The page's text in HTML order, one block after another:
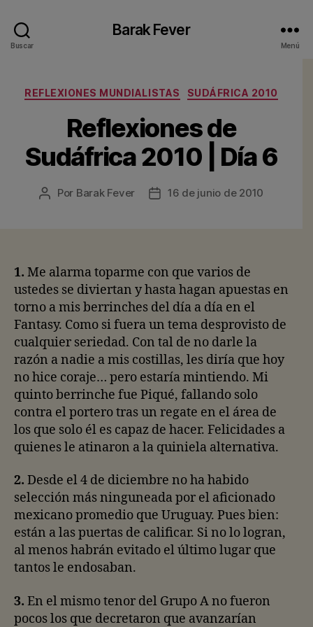
Buscar
Barak Fever
Menú
Categorías
REFLEXIONES MUNDIALISTAS SUDÁFRICA 2010
Reflexiones de
Sudáfrica 2010 | Día 6
Autor
Por Barak Fever
Fecha16 de junio de 2010
1. Me alarma toparme con que varios de
ustedes se diviertan y hasta hagan apuestas en
torno a mis berrinches del día a día en el
Fantasy. Como si fuera un tema desprovisto de
cualquier seriedad. Con tal de no darle la
razón a nadie a mis costillas, les diría que hoy
no hice coraje… pero estaría mintiendo. Mi
quinto berrinche fue Piqué, fallando solo
contra el portero tras un regate en el área de
los que solo él es capaz de hacer. Felicidades a
quienes le atinaron a la quiniela alternativa.
2. Desde el 4 de diciembre no ha habido
selección más ninguneada por el aficionado
mexicano promedio que Uruguay. Pues bien:
están a las puertas de calificar. Si no lo logran,
al menos habrán evitado el último lugar que
tantos le endosaban.
3. En el mismo tenor del Grupo A no fueron
pocos los que decretaron que avanzarían